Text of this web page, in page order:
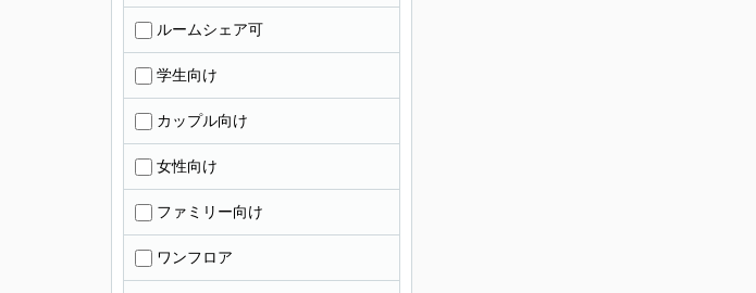
ルームシェア可
学生向け
カップル向け
女性向け
ファミリー向け
ワンフロア